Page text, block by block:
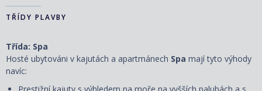
TŘÍDY PLAVBY
Třída: Spa
Hosté ubytováni v kajutách a apartmánech Spa mají tyto výhody
navíc: